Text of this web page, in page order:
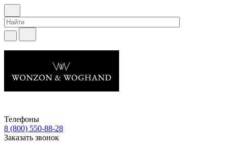
Телефоны
8 (800) 550-88-28
Заказать звонок